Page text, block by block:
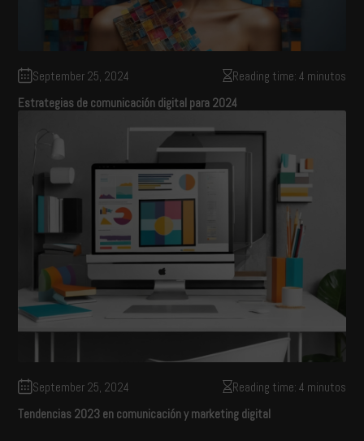
September 25, 2024
Reading time: 4 minutos
Estrategias de comunicación digital para 2024
September 25, 2024
Reading time: 4 minutos
Tendencias 2023 en comunicación y marketing digital